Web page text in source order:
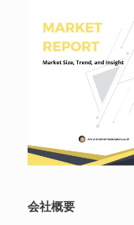
会社概要